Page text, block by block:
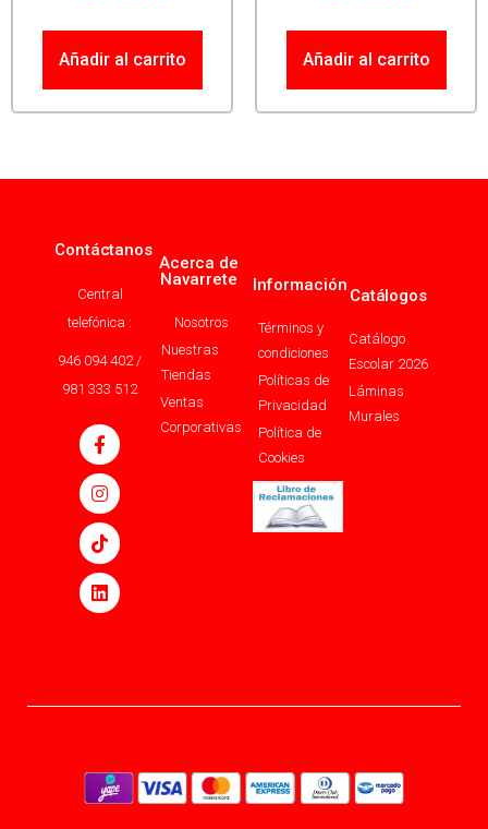
Añadir al carrito Añadir al carrito
Contáctanos
Central
telefónica :
946 094 402 /
981 333 512
Acerca de
Navarrete
Nosotros
Nuestras
Tiendas
Ventas
Corporativas
Información
Términos y
condiciones
Políticas de
Privacidad
Política de
Cookies
Catálogos
Catálogo
Escolar 2026
Láminas
Murales